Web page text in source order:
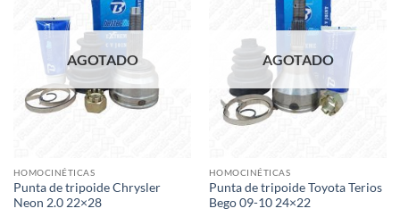
AGOTADO
HOMOCINÉTICAS
Punta de tripoide Chrysler
Neon 2.0 22×28
AGOTADO
HOMOCINÉTICAS
Punta de tripoide Toyota Terios
Bego 09-10 24×22